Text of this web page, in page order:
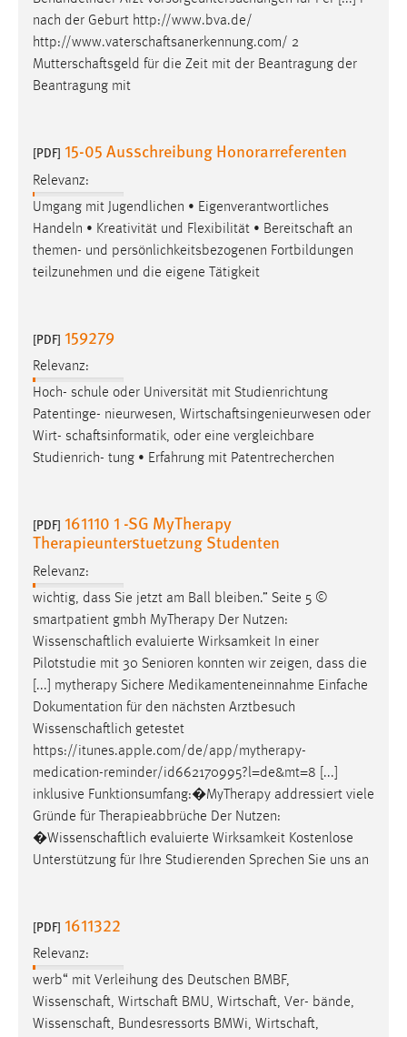
nach der Geburt http://www.bva.de/
http://www.vaterschaftsanerkennung.com/ 2
Mutterschaftsgeld für die Zeit mit der Beantragung der
Beantragung mit
[PDF] 15-05 Ausschreibung Honorarreferenten
Relevanz:
Umgang mit Jugendlichen • Eigenverantwortliches
Handeln • Kreativität und Flexibilität • Bereitschaft an
themen- und persönlichkeitsbezogenen Fortbildungen
teilzunehmen und die eigene Tätigkeit
[PDF] 159279
Relevanz:
Hoch- schule oder Universität mit Studienrichtung
Patentinge- nieurwesen, Wirtschaftsingenieurwesen oder
Wirt- schaftsinformatik, oder eine vergleichbare
Studienrich- tung • Erfahrung mit Patentrecherchen
[PDF] 161110 1 -SG MyTherapy
Therapieunterstuetzung Studenten
Relevanz:
wichtig, dass Sie jetzt am Ball bleiben.” Seite 5 ©
smartpatient gmbh MyTherapy Der Nutzen:
Wissenschaftlich evaluierte Wirksamkeit In einer
Pilotstudie mit 30 Senioren konnten wir zeigen, dass die
[...] mytherapy Sichere Medikamenteneinnahme Einfache
Dokumentation für den nächsten Arztbesuch
Wissenschaftlich getestet
https://itunes.apple.com/de/app/mytherapy-
medication-reminder/id662170995?l=de&mt=8 [...]
inklusive Funktionsumfang:�MyTherapy addressiert viele
Gründe für Therapieabbrüche Der Nutzen:
�Wissenschaftlich evaluierte Wirksamkeit Kostenlose
Unterstützung für Ihre Studierenden Sprechen Sie uns an
[PDF] 1611322
Relevanz:
werb“ mit Verleihung des Deutschen BMBF,
Wissenschaft, Wirtschaft BMU, Wirtschaft, Ver- bände,
Wissenschaft, Bundesressorts BMWi, Wirtschaft,